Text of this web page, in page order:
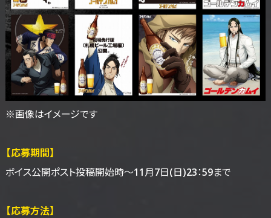
※画像はイメージです
【応募期間】
ボイス公開ポスト投稿開始時～11月7日(日)23：59まで
【応募方法】